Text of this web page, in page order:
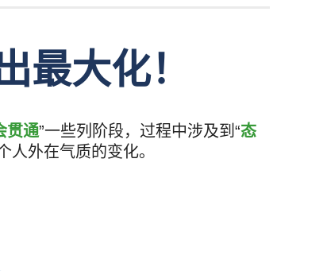
最大化！
贯通”一些列阶段，过程中涉及到“态
外在气质的变化。